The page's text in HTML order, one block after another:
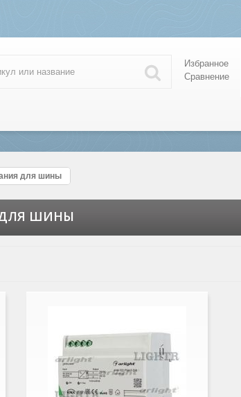
Избранное
Сравнение
для шины
ШИНЫ